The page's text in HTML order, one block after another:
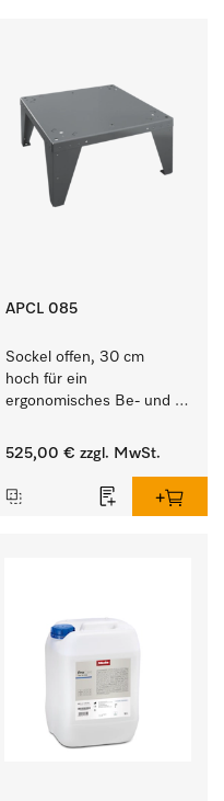
APCL 085
Sockel offen, 30 cm
hoch für ein
ergonomisches Be- und
Waschmaschine und
525,00 € zzgl. MwSt.